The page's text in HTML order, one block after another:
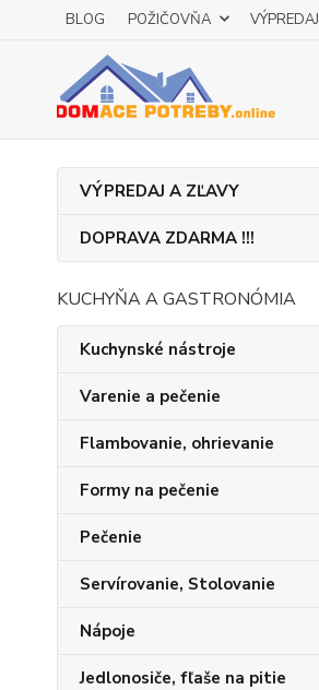
BLOG POŽIČOVŇA VÝPREDAJ
VÝPREDAJ A ZĽAVY
DOPRAVA ZDARMA !!!
KUCHYŇA A GASTRONÓMIA
Kuchynské nástroje
Varenie a pečenie
Flambovanie, ohrievanie
Formy na pečenie
Pečenie
Servírovanie, Stolovanie
Nápoje
Jedlonosiče, fľaše na pitie